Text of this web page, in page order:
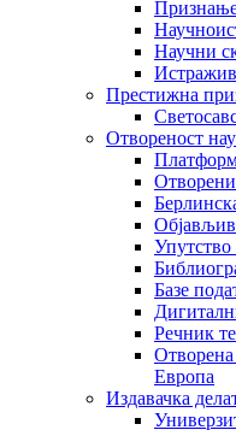
Признање
Научни
Престижна
Отвореност
Упутство
Базе
Рeчник
Европа
Издавачка